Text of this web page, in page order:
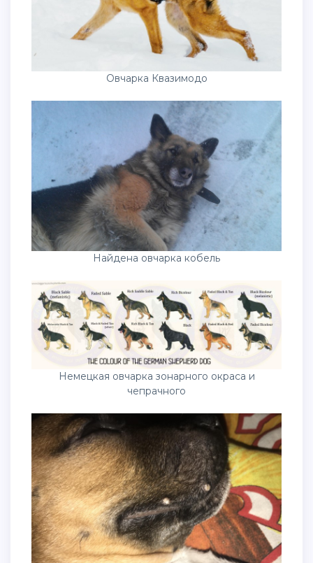
Овчарка Квазимодо
Найдена овчарка кобель
Немецкая овчарка зонарного окраса и
чепрачного